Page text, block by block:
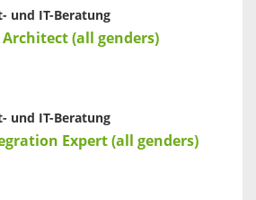
und IT-Beratung
Architect (all genders)
und IT-Beratung
Expert (all genders)